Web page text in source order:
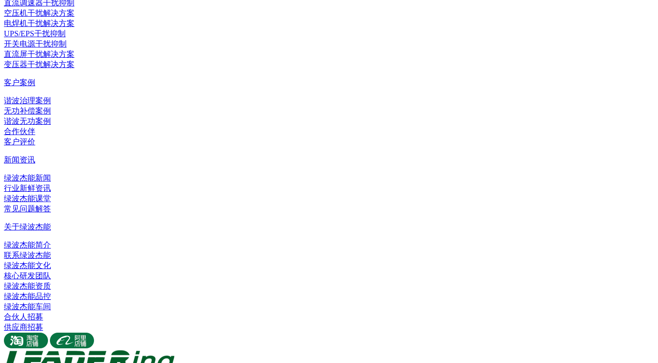
直流调速器干扰抑制
空压机干扰解决方案
电焊机干扰解决方案
UPS/EPS干扰抑制
开关电源干扰抑制
直流屏干扰解决方案
变压器干扰解决方案
客户案例
谐波治理案例
无功补偿案例
谐波无功案例
合作伙伴
客户评价
新闻资讯
绿波杰能新闻
行业新鲜资讯
绿波杰能课堂
常见问题解答
关于绿波杰能
绿波杰能简介
联系绿波杰能
绿波杰能文化
核心研发团队
绿波杰能资质
绿波杰能品控
绿波杰能车间
合伙人招募
供应商招募